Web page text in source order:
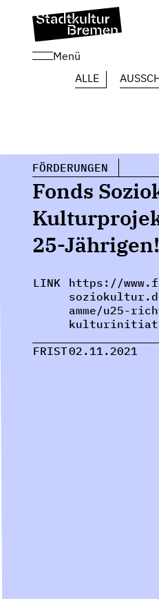
Menü
ALLE
FÖRDERUNGEN
Fonds
25-Jährigen!
LINK
https://
amme/u25-
FRIST02.11.2021